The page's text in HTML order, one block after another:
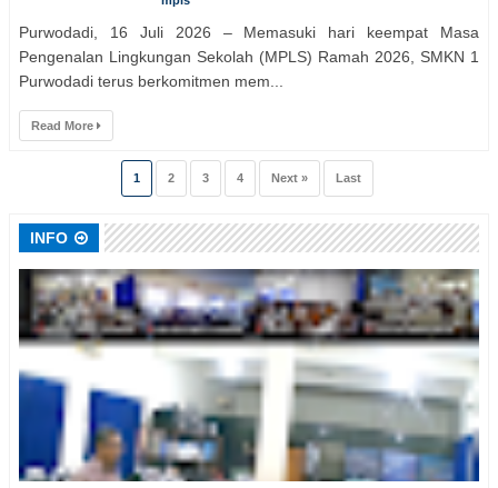
Purwodadi, 16 Juli 2026 – Memasuki hari keempat Masa
Pengenalan Lingkungan Sekolah (MPLS) Ramah 2026, SMKN 1
Purwodadi terus berkomitmen mem...
Read More
1 2 3 4 Next » Last
INFO